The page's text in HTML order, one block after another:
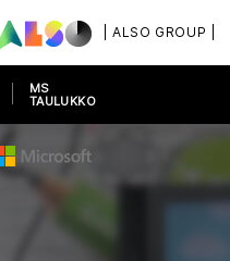
| ALSO GROUP |
MS
TAULUKKO